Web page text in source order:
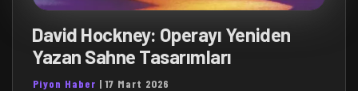
David Hockney: Operayı Yeniden
Yazan Sahne Tasarımları
Piyon Haber |17 Mart 2026